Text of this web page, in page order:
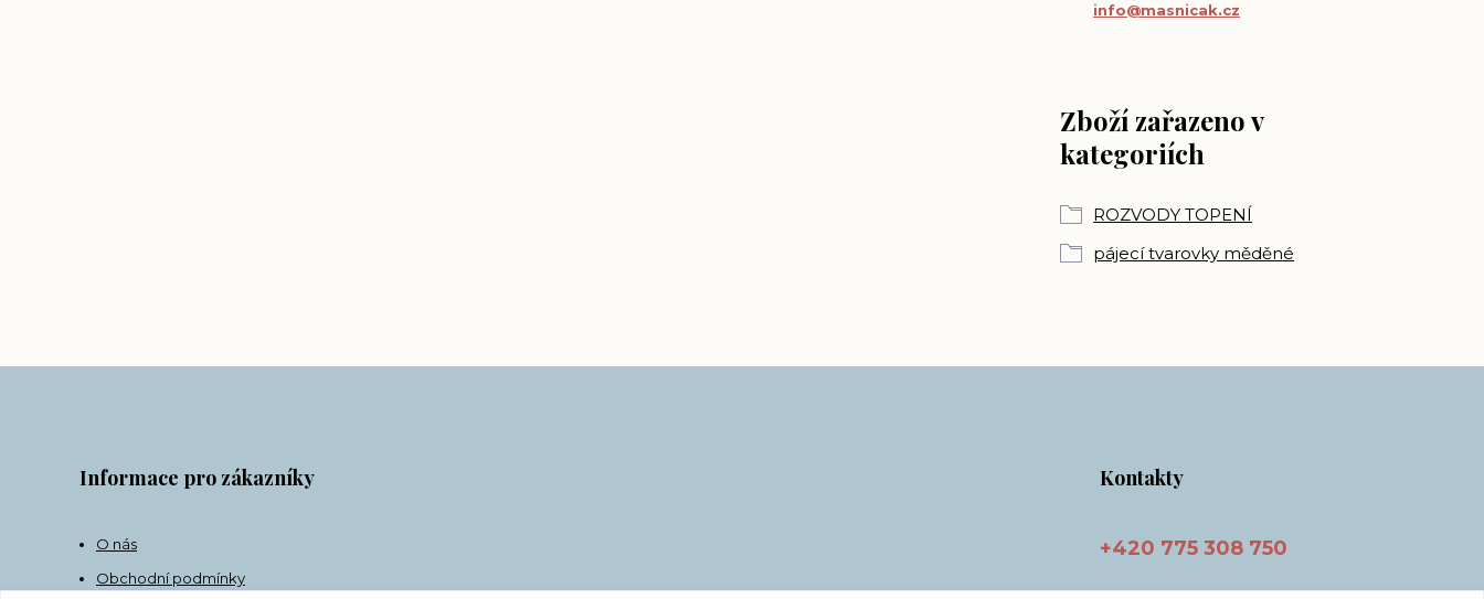
Zboží zařazeno v
kategoriích
ROZVODY TOPENÍ
pájecí tvarovky měděné
info@masnicak.cz
Informace pro zákazníky
O nás
Obchodní podmínky
Kontakty
+420 775 308 750